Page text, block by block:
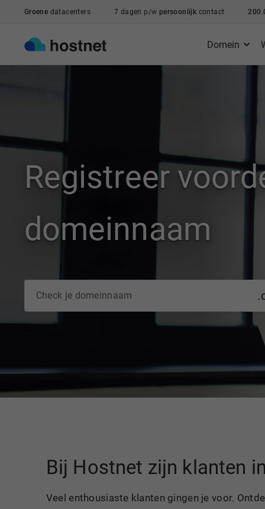
Ga naar de hoofdinhoud
Groene datacenters 7 dagen p/w persoonlijk contact
Domein
Registreer
domeinnaam
Bij Hostnet zijn klanten
Veel enthousiaste klanten gingen je voor.